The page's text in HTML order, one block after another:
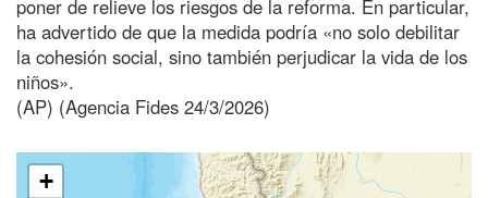
poner de relieve los riesgos de la reforma. En particular,
ha advertido de que la medida podría «no solo debilitar
la cohesión social, sino también perjudicar la vida de los
niños».
(AP) (Agencia Fides 24/3/2026)
+